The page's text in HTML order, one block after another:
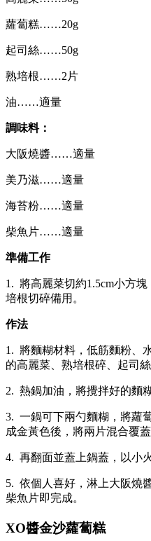
蘿蔔糕……20g
起司絲……50g
熟培根……2片
油……適量
調味料：
大阪燒醬……適量
美乃滋……適量
海苔粉……適量
柴魚片……適量
準備工作
1. 將高麗菜切約1.5cm小方
培根切碎備用。
作法
1. 將麵糊材料，低筋麵粉、
的高麗菜、熟培根碎、起司絲
2. 熱鍋加油，將攪拌好的麵
3. 一鍋可下兩勺麵糊，將蘿
成金黃色後，將兩片混合覆蓋
4. 再翻面並蓋上鍋蓋，以小
5. 依個人喜好，淋上大阪燒
柴魚片即完成。
XO醬金沙蘿蔔糕